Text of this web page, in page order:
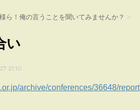
ら！俺の言うことを聞いてみませんか？ >
い
21:10
archive/conferences/36648/report